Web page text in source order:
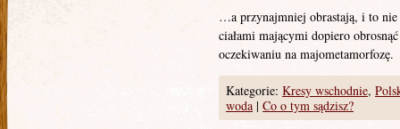
…a przynajmniej obrastają, i to nie
ciałami mającymi dopiero
oczekiwaniu na majometamorfozę.
Kategorie: Kresy wschodnie,
woda | Co o tym sądzisz?